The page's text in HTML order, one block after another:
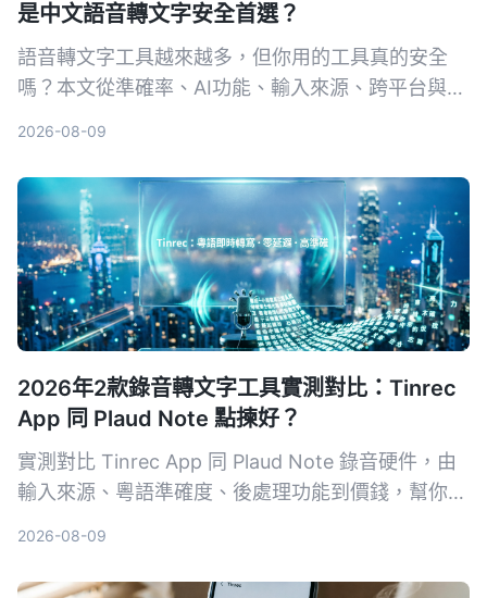
是中文語音轉文字安全首選？
語音轉文字工具越來越多，但你用的工具真的安全
嗎？本文從準確率、AI功能、輸入來源、跨平台與數
選出最適合且可靠的工具。
2026-08-09
2026年2款錄音轉文字工具實測對比：Tinrec
App 同 Plaud Note 點揀好？
實測對比 Tinrec App 同 Plaud Note 錄音硬件，由
輸入來源、粵語準確度、後處理功能到價錢，幫你揀
2026-08-09